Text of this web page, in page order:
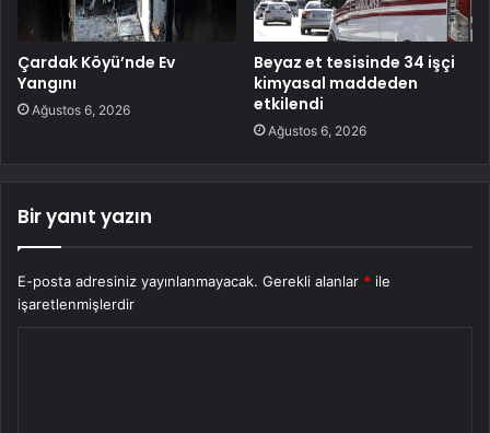
Çardak Köyü’nde Ev
Yangını
Ağustos 6, 2026
Beyaz et tesisinde 34 işçi
kimyasal maddeden
etkilendi
Ağustos 6, 2026
Bir yanıt yazın
E-posta adresiniz yayınlanmayacak. Gerekli alanlar * ile
işaretlenmişlerdir